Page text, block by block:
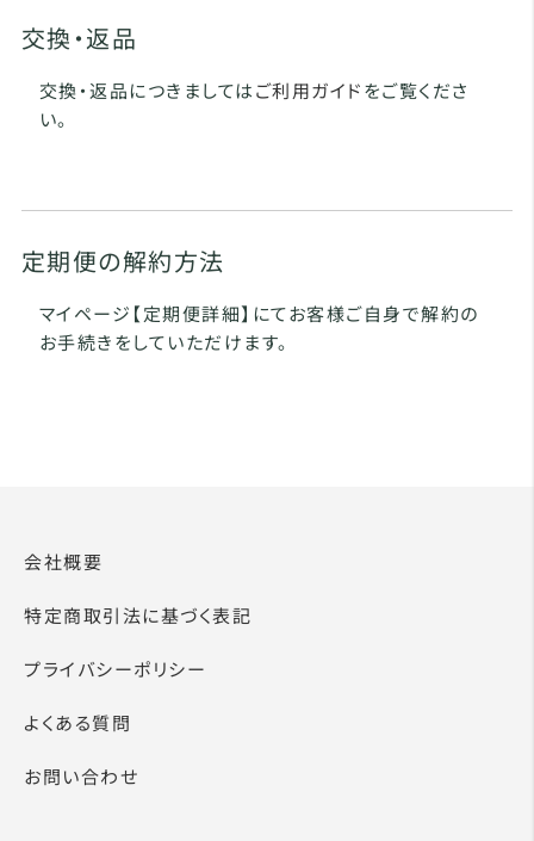
交換・返品
交換・返品につきましてはご利用ガイドをご覧くださ
い。
定期便の解約方法
マイページ【定期便詳細】にてお客様ご自身で解約の
お手続きをしていただけます。
会社概要
特定商取引法に基づく表記
プライバシーポリシー
よくある質問
お問い合わせ